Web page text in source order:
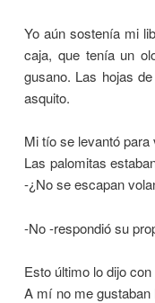
Yo aún sostenía mi
caja, que tenía un
gusano. Las hojas
asquito.
Mi tío se levantó para
Las palomitas
-¿No se escapan
-No -respondió su
Esto último lo dijo
A mí no me gustaban